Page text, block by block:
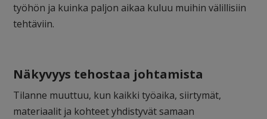
työhön ja kuinka paljon aikaa kuluu muihin välillisiin
tehtäviin.
Näkyvyys tehostaa johtamista
Tilanne muuttuu, kun kaikki työaika, siirtymät,
materiaalit ja kohteet yhdistyvät samaan